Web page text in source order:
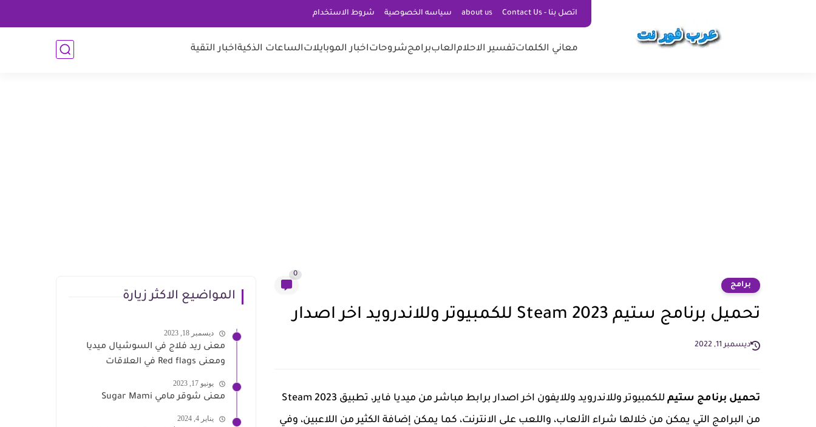
اتصل بنا - Contact Us about us سياسه الخصوصية شروط الاستخدام
معاني الكلماتتفسير الاحلامالعاببرامجشروحاتاخبار الموبايلاتالساعات الذكيةاخبار التقية
برامج
0
تحميل برنامج ستيم 2023 Steam للكمبيوتر وللاندرويد اخر اصدار
ديسمبر 11, 2022
تحميل برنامج ستيم
للكمبيوتر وللاندرويد وللايفون اخر اصدار برابط مباشر من ميديا فاير، تطبيق Steam 2023
من البرامج التي يمكن من خلالها شراء الألعاب، واللعب على الانترنت، كما يمكن إضافة الكثير من اللاعبين، وفي
المواضيع الاكثر زيارة
ديسمبر 18, 2023
معنى ريد فلاج في السوشيال ميديا
ومعنى Red flags في العلاقات
يونيو 17, 2023
معنى شوقر مامي Sugar Mami
يناير 4, 2024